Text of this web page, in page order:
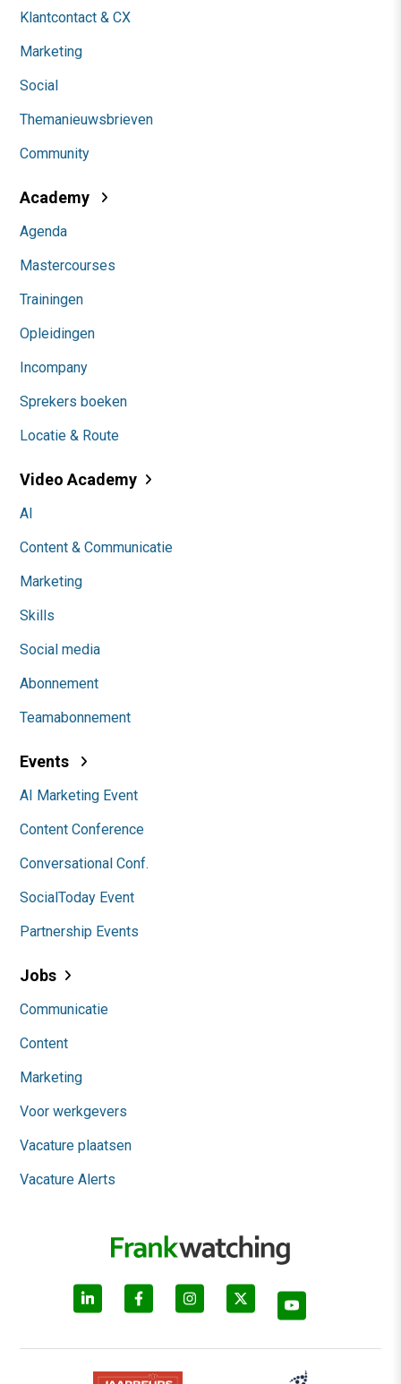
Klantcontact & CX
Marketing
Social
Themanieuwsbrieven
Community
Academy
Agenda
Mastercourses
Trainingen
Opleidingen
Incompany
Sprekers boeken
Locatie & Route
Video Academy
AI
Content & Communicatie
Marketing
Skills
Social media
Abonnement
Teamabonnement
Events
AI Marketing Event
Content Conference
Conversational Conf.
SocialToday Event
Partnership Events
Jobs
Communicatie
Content
Marketing
Voor werkgevers
Vacature plaatsen
Vacature Alerts